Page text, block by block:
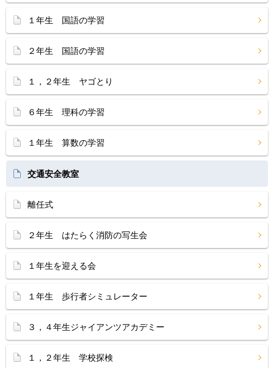
１年生 国語の学習
２年生 国語の学習
１，２年生 ヤゴとり
６年生 理科の学習
１年生 算数の学習
交通安全教室
離任式
２年生 はたらく消防の写生会
１年生を迎える会
１年生 歩行者シミュレーター
３，４年生ジャイアンツアカデミー
１，２年生 学校探検